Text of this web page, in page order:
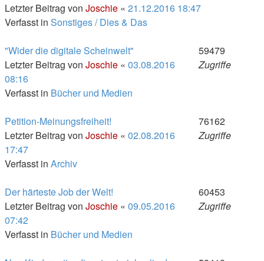
Letzter Beitrag von Joschie « 21.12.2016 18:47
Verfasst in Sonstiges / Dies & Das
"Wider die digitale Scheinwelt"
Letzter Beitrag von Joschie « 03.08.2016
08:16
Verfasst in Bücher und Medien
59479
Zugriffe
Petition-Meinungsfreiheit!
Letzter Beitrag von Joschie « 02.08.2016
17:47
Verfasst in Archiv
76162
Zugriffe
Der härteste Job der Welt!
Letzter Beitrag von Joschie « 09.05.2016
07:42
Verfasst in Bücher und Medien
60453
Zugriffe